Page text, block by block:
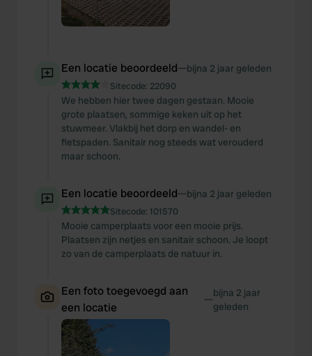
Een locatie beoordeeld—bijna 2 jaar geleden
Sitecode: 22090
We hebben hier twee dagen gestaan. Mooie
grote plaatsen, sommige keken uit op het
stuwmeer. Vlakbij het dorp en wandel- en
fietspaden. Sanitair nog steeds wat verouderd
maar schoon.
Een locatie beoordeeld—bijna 2 jaar geleden
Sitecode: 101570
Mooie camperplaats voor een mooie prijs.
Plaatsen zijn netjes en sanitair schoon. Je loopt
zo van de camperplaats de natuur in.
Een foto toegevoegd aan
een locatie
—bijna 2 jaar
geleden